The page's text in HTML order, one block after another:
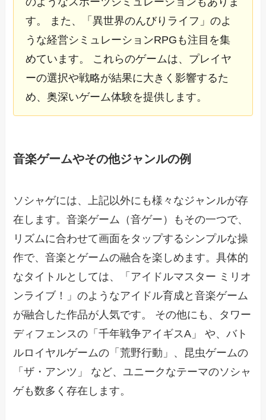
す。 また、「異世界のんびりライフ」のよ
うな経営シミュレーションRPGも注目を集
めています。 これらのゲームは、プレイヤ
ーの選択や戦略が結果に大きく影響するた
め、奥深いゲーム体験を提供します。
音楽ゲームやその他ジャンルの例
ソシャゲには、上記以外にも様々なジャンルが存
在します。音楽ゲーム（音ゲー）もその一つで、
リズムに合わせて画面をタップするシンプルな操
作で、音楽とゲームの融合を楽しめます。具体的
なタイトルとしては、「アイドルマスター ミリオ
ンライブ！」のようなアイドル育成と音楽ゲーム
が融合した作品が人気です。 その他にも、タワー
ディフェンスの「千年戦争アイギスA」 や、バト
ルロイヤルゲームの「荒野行動」、昆虫ゲームの
「ザ・アンツ」 など、ユニークなテーマのソシャ
ゲも数多く存在します。